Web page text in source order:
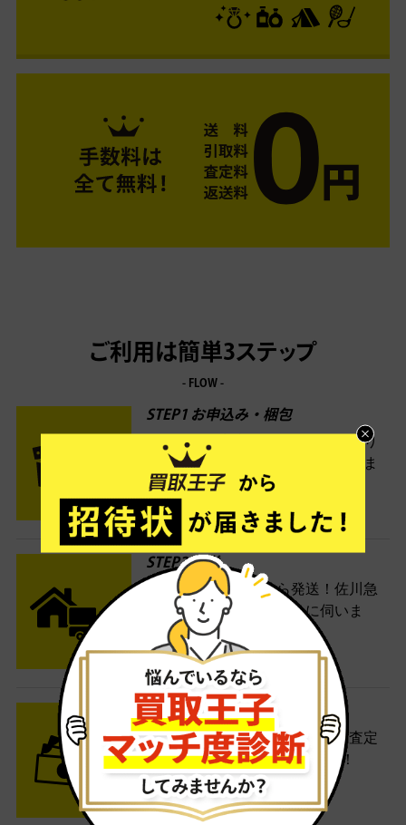
ご利用は簡単3ステップ
- FLOW -
STEP1 お申込み・梱包
ネットでお申込みしたら、箱に売り
たい商品をいろいろ詰めて梱包しま
す。
STEP2 発送
送料無料でご自宅から発送！佐川急
便がご自宅まで引き取りに伺いま
す。
STEP3 ご入金
査定結果はメールでお知らせ。査定
結果がOKなら金額をお支払い！